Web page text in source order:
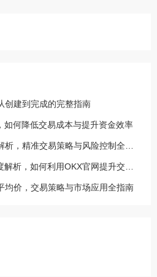
创建到完成的完整指南
如何降低交易成本与提升资金效率
均价，交易策略与市场应用全指南